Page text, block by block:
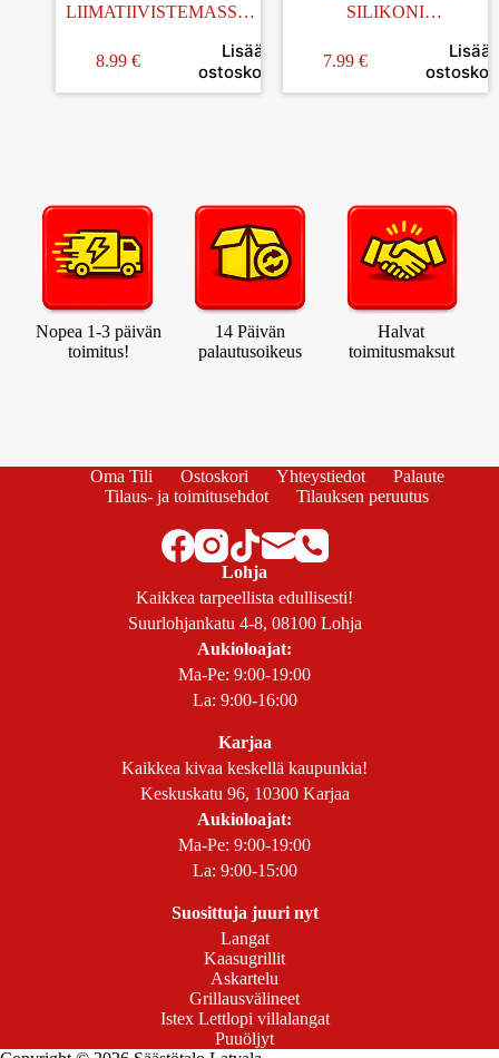
LIIMATIIVISTEMASSA
8.99 €
Lisää
ostoskoriin
SILIKONI
310ML
7.99 €
Lisää
Nopea 1-3 päivän
toimitus!
14 Päivän
palautusoikeus
Halvat
toimitusmaksut
Oma Tili Ostoskori Yhteystiedot
Palaute
Tilaus- ja toimitusehdot
Tilauksen peruutus
Lohja
Kaikkea tarpeellista edullisesti!
Suurlohjankatu 4-8, 08100 Lohja
Aukioloajat:
Ma-Pe: 9:00-19:00
La: 9:00-16:00
Karjaa
Kaikkea kivaa keskellä kaupunkia!
Keskuskatu 96, 10300 Karjaa
Aukioloajat:
Ma-Pe: 9:00-19:00
La: 9:00-15:00
Suosittuja juuri nyt
Langat
Kaasugrillit
Askartelu
Grillausvälineet
Istex Lettlopi villalangat
Puuöljyt